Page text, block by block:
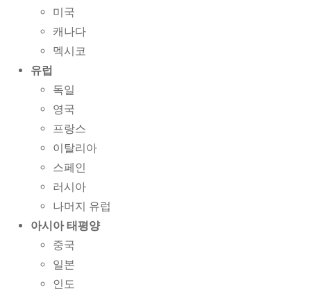
미국
캐나다
멕시코
유럽
독일
영국
프랑스
이탈리아
스페인
러시아
나머지 유럽
아시아 태평양
중국
일본
인도